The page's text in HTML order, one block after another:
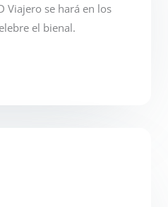
Viajero se hará en los
el bienal.